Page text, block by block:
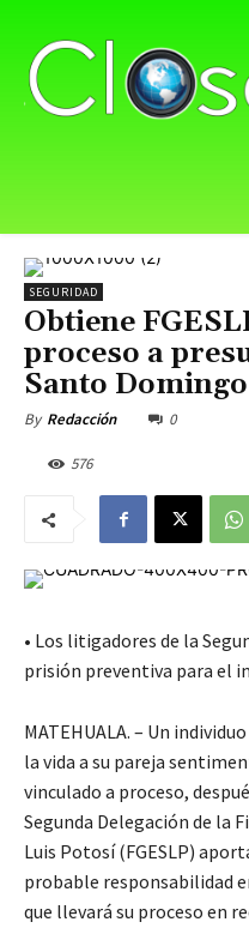
SEGURIDAD
Obtiene
proceso a
Santo Domingo
By Redacción 0
576
• Los litigadores de la
prisión preventiva para el
MATEHUALA. – Un
la vida a su pareja
vinculado a proceso,
Segunda Delegación de la
Luis Potosí (FGESLP)
probable responsabilidad
que llevará su proceso en